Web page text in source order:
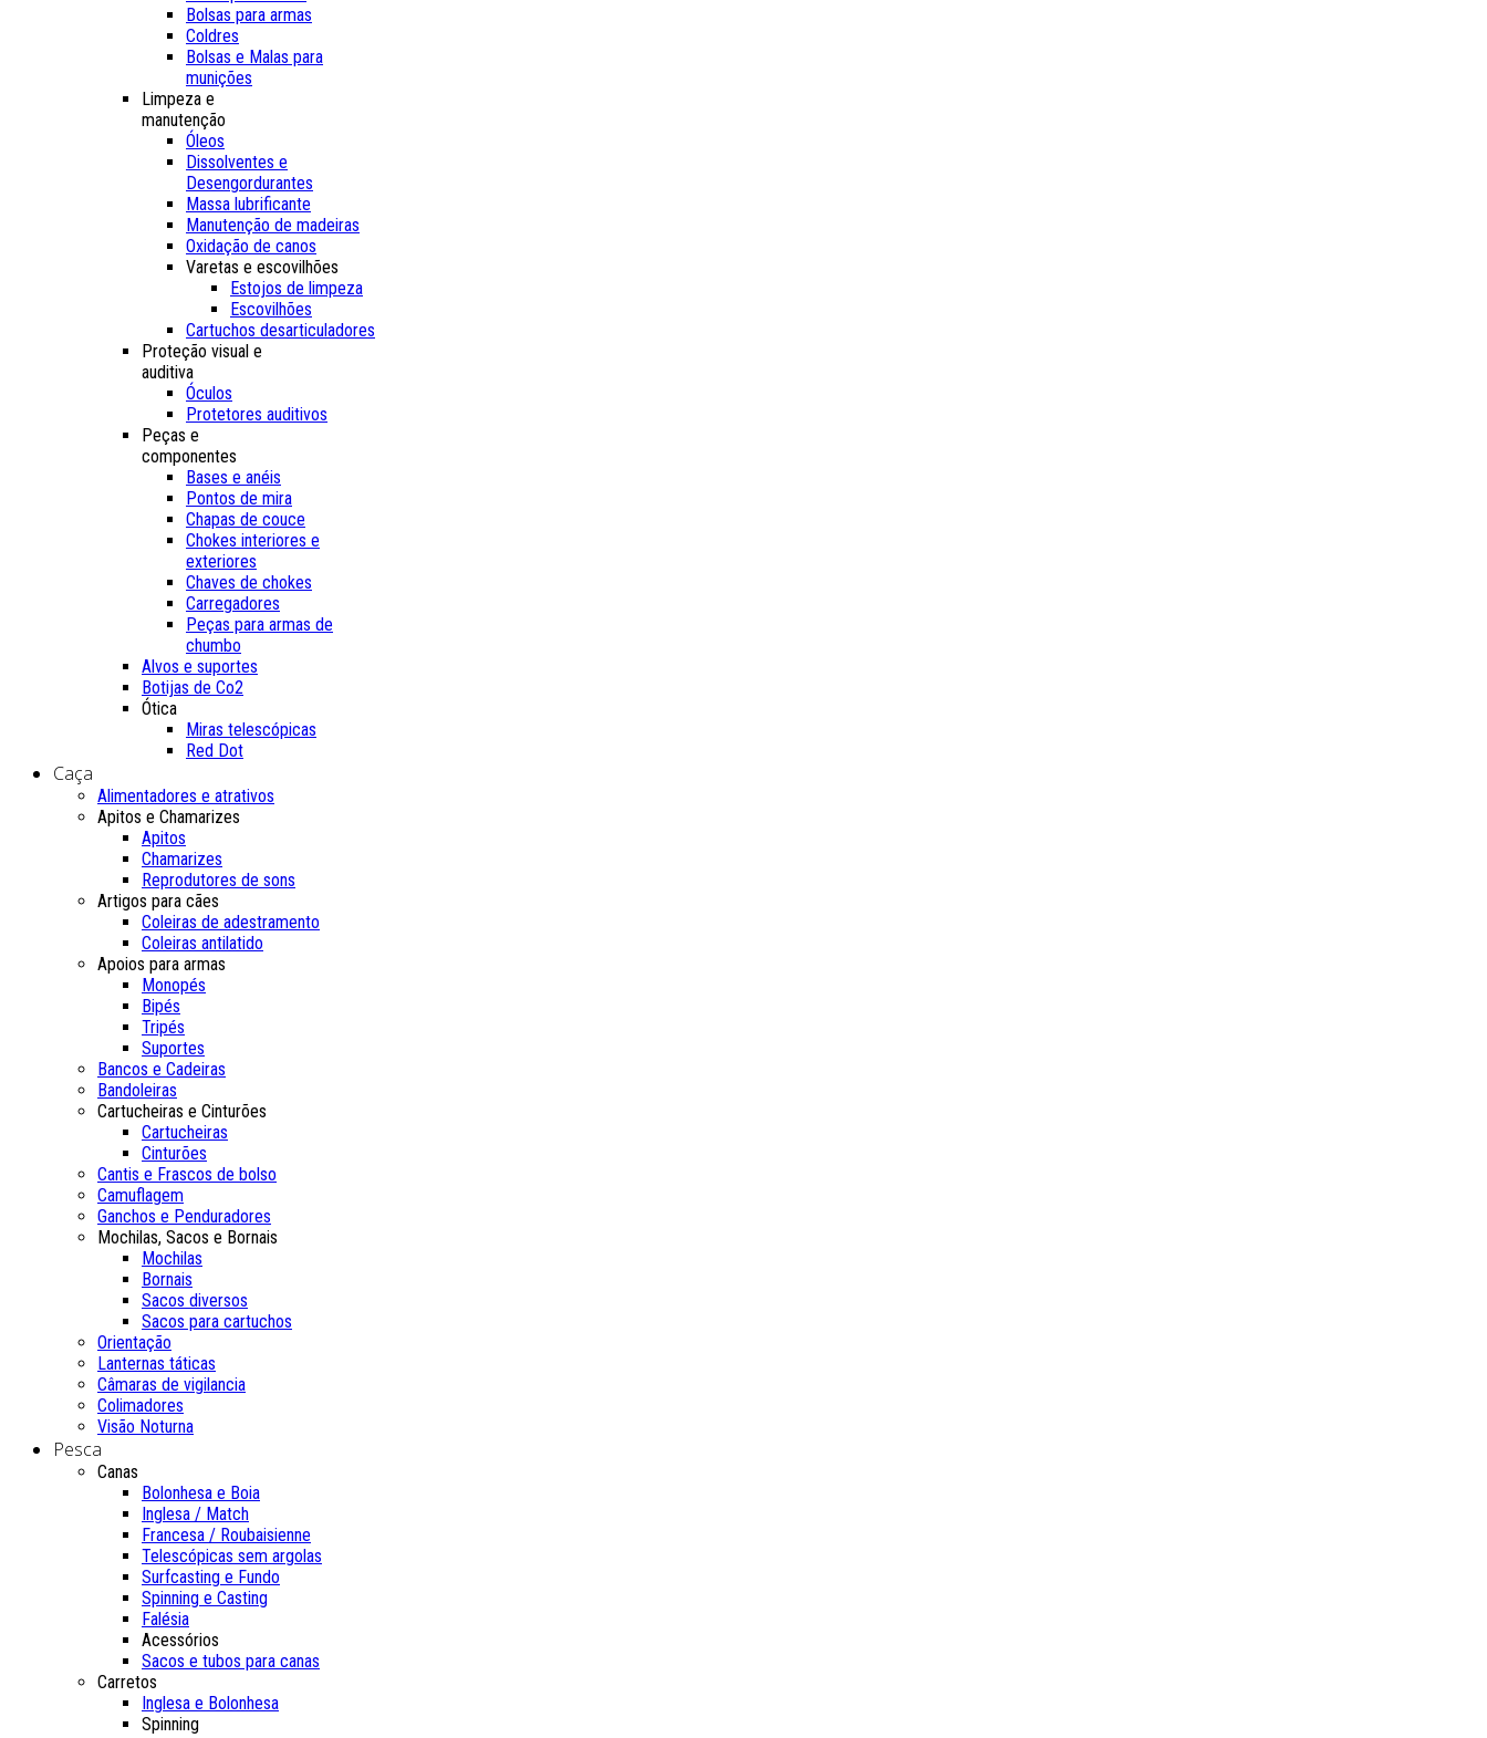
Bolsas para armas
Coldres
Bolsas e Malas para
munições
Limpeza e
manutenção
Óleos
Dissolventes e
Desengordurantes
Massa lubrificante
Manutenção de madeiras
Oxidação de canos
Varetas e escovilhões
Estojos de limpeza
Escovilhões
Cartuchos desarticuladores
Proteção visual e
auditiva
Óculos
Protetores auditivos
Peças e
componentes
Bases e anéis
Pontos de mira
Chapas de couce
Chokes interiores e
exteriores
Chaves de chokes
Carregadores
Peças para armas de
chumbo
Alvos e suportes
Botijas de Co2
Ótica
Miras telescópicas
Red Dot
Caça
Alimentadores e atrativos
Apitos e Chamarizes
Apitos
Chamarizes
Reprodutores de sons
Artigos para cães
Coleiras de adestramento
Coleiras antilatido
Apoios para armas
Monopés
Bipés
Tripés
Suportes
Bancos e Cadeiras
Bandoleiras
Cartucheiras e Cinturões
Cartucheiras
Cinturões
Cantis e Frascos de bolso
Camuflagem
Ganchos e Penduradores
Mochilas, Sacos e Bornais
Mochilas
Bornais
Sacos diversos
Sacos para cartuchos
Orientação
Lanternas táticas
Câmaras de vigilancia
Colimadores
Visão Noturna
Pesca
Canas
Bolonhesa e Boia
Inglesa / Match
Francesa / Roubaisienne
Telescópicas sem argolas
Surfcasting e Fundo
Spinning e Casting
Falésia
Acessórios
Sacos e tubos para canas
Carretos
Inglesa e Bolonhesa
Spinning